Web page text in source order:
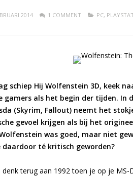
2014 1 COMMENT PC,
schiep Hij Wolfenstein 3D, keek
gamers als het begin der tijden.
(Skyrim, Fallout) neemt het
gevoel krijgen als bij het
was goed, maar niet
daardoor té kritisch geworden?
denk terug aan 1992 toen je op je